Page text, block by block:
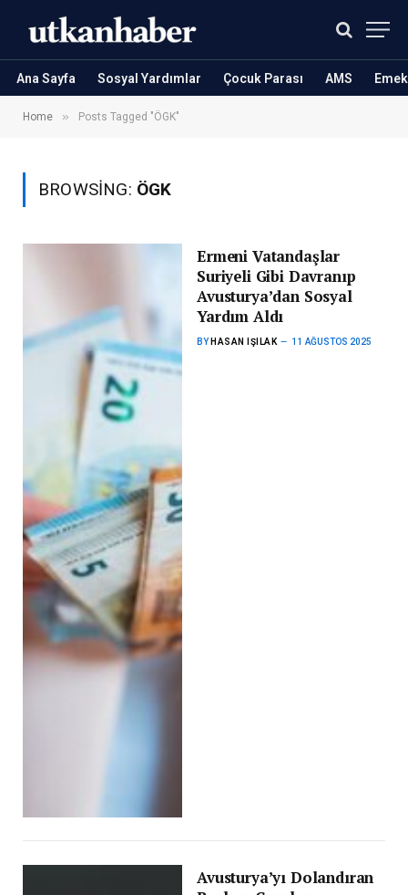
Ana Sayfa Sosyal Yardımlar Çocuk Parası AMS
Home » Posts Tagged "ÖGK"
BROWSING: ÖGK
Ermeni Vatandaşlar
Suriyeli Gibi Davranıp
Avusturya’dan Sosyal
Yardım Aldı
BY HASAN IŞILAK 11 AĞUSTOS 2025
Avusturya’yı Dolandıran